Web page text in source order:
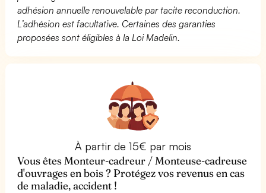
adhésion annuelle renouvelable par tacite reconduction.
L’adhésion est facultative. Certaines des garanties
proposées sont éligibles à la Loi Madelin.
À partir de 15€ par mois
Vous êtes Monteur-cadreur / Monteuse-cadreuse
d'ouvrages en bois ? Protégez vos revenus en cas
de maladie, accident !